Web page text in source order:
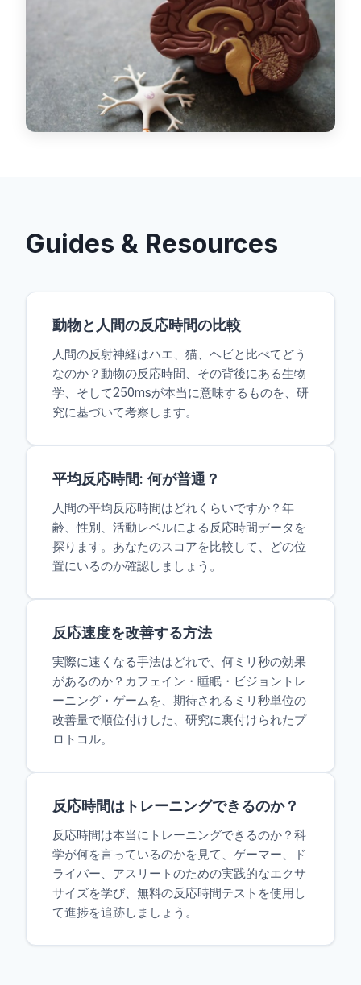
Guides & Resources
動物と人間の反応時間の比較
人間の反射神経はハエ、猫、ヘビと比べてどう
なのか？動物の反応時間、その背後にある生物
学、そして250msが本当に意味するものを、研
究に基づいて考察します。
平均反応時間: 何が普通？
人間の平均反応時間はどれくらいですか？年
齢、性別、活動レベルによる反応時間データを
探ります。あなたのスコアを比較して、どの位
置にいるのか確認しましょう。
反応速度を改善する方法
実際に速くなる手法はどれで、何ミリ秒の効果
があるのか？カフェイン・睡眠・ビジョントレ
ーニング・ゲームを、期待されるミリ秒単位の
改善量で順位付けした、研究に裏付けられたプ
ロトコル。
反応時間はトレーニングできるのか？
反応時間は本当にトレーニングできるのか？科
学が何を言っているのかを見て、ゲーマー、ド
ライバー、アスリートのための実践的なエクサ
サイズを学び、無料の反応時間テストを使用し
て進捗を追跡しましょう。